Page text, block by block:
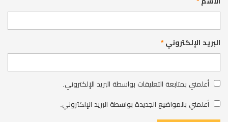
البريد الإلكتروني*
أعلمني بمتابعة التعليقات بواسطة البريد الإلكتروني.
أعلمني بالمواضيع الجديدة بواسطة البريد الإلكتروني.